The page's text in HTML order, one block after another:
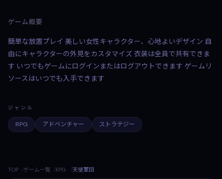
ゲーム概要
簡単な放置プレイ 美しい女性キャラクター、心地よいデザイン 自
由にキャラクターの外見をカスタマイズ 衣装は全員で共有できま
す いつでもゲームにログインまたはログアウトできます ゲームリ
ソースはいつでも入手できます
ジャンル
RPG アドベンチャー ストラテジー
TOP ゲーム一覧 RPG 天使軍団